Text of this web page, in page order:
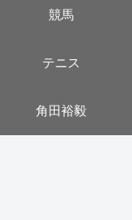
競馬
テニス
角田裕毅